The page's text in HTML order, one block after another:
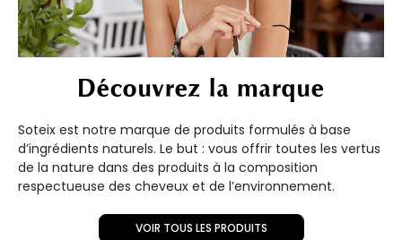
Découvrez la marque
Soteix est notre marque de produits formulés à base
d’ingrédients naturels. Le but : vous offrir toutes les vertus
de la nature dans des produits à la composition
respectueuse des cheveux et de l’environnement.
VOIR TOUS LES PRODUITS